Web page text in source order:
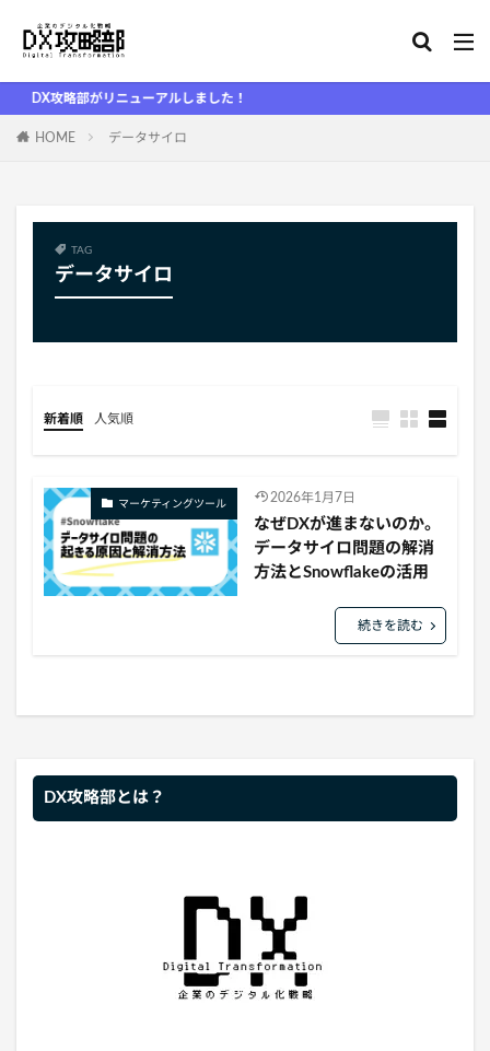
DX攻略部がリニューアルしました！
HOME データサイロ
TAG
データサイロ
新着順 人気順
マーケティングツール 2026年1月7日
なぜDXが進まないのか。
データサイロ問題の解消
方法とSnowflakeの活用
続きを読む
DX攻略部とは？